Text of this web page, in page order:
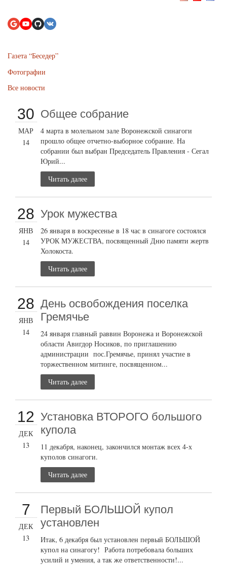
Газета “Беседер”
Фотографии
Все новости
30
МАР
14
Общее собрание
4 марта в молельном зале Воронежской синагоги
прошло общее отчетно-выборное собрание. На
собрании был выбран Председатель Правления - Сегал
Юрий...
Читать далее
28
ЯНВ
14
Урок мужества
26 января в воскресенье в 18 час в синагоге состоялся
УРОК МУЖЕСТВА, посвященный Дню памяти жертв
Холокоста.
Читать далее
28
ЯНВ
14
День освобождения поселка
Гремячье
24 января главный раввин Воронежа и Воронежской
области Авигдор Носиков, по приглашению
администрации пос.Гремячье, принял участие в
торжественном митинге, посвященном...
Читать далее
12
ДЕК
13
Установка ВТОРОГО большого
купола
11 декабря, наконец, закончился монтаж всех 4-х
куполов синагоги.
Читать далее
7
ДЕК
13
Первый БОЛЬШОЙ купол
установлен
Итак, 6 декабря был установлен первый БОЛЬШОЙ
купол на синагогу! Работа потребовала больших
усилий и умения, а так же ответственности!...